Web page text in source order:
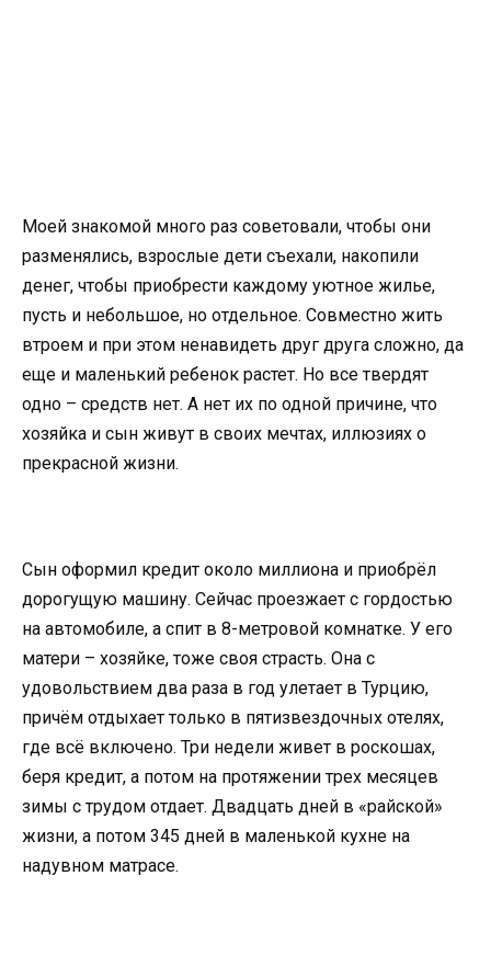
Моей знакомой много раз советовали, чтобы они
разменялись, взрослые дети съехали, накопили
денег, чтобы приобрести каждому уютное жилье,
пусть и небольшое, но отдельное. Совместно жить
втроем и при этом ненавидеть друг друга сложно, да
еще и маленький ребенок растет. Но все твердят
одно – средств нет. А нет их по одной причине, что
хозяйка и сын живут в своих мечтах, иллюзиях о
прекрасной жизни.
Сын оформил кредит около миллиона и приобрёл
дорогущую машину. Сейчас проезжает с гордостью
на автомобиле, а спит в 8-метровой комнатке. У его
матери – хозяйке, тоже своя страсть. Она с
удовольствием два раза в год улетает в Турцию,
причём отдыхает только в пятизвездочных отелях,
где всё включено. Три недели живет в роскошах,
беря кредит, а потом на протяжении трех месяцев
зимы с трудом отдает. Двадцать дней в «райской»
жизни, а потом 345 дней в маленькой кухне на
надувном матрасе.